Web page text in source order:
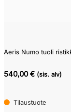
Aeris Numo tuoli
540,00 € (sis. alv)
Tilaustuote